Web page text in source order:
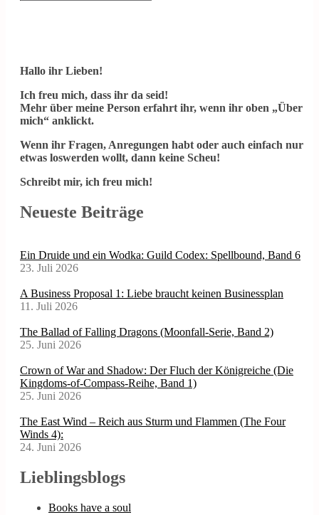
Hallo ihr Lieben!
Ich freu mich, dass ihr da seid!
Mehr über meine Person erfahrt ihr, wenn ihr oben „Über
mich“ anklickt.
Wenn ihr Fragen, Anregungen habt oder auch einfach nur
etwas loswerden wollt, dann keine Scheu!
Schreibt mir, ich freu mich!
Neueste Beiträge
Ein Druide und ein Wodka: Guild Codex: Spellbound, Band 6
23. Juli 2026
A Business Proposal 1: Liebe braucht keinen Businessplan
11. Juli 2026
The Ballad of Falling Dragons (Moonfall-Serie, Band 2)
25. Juni 2026
Crown of War and Shadow: Der Fluch der Königreiche (Die
Kingdoms-of-Compass-Reihe, Band 1)
25. Juni 2026
The East Wind – Reich aus Sturm und Flammen (The Four
Winds 4):
24. Juni 2026
Lieblingsblogs
Books have a soul